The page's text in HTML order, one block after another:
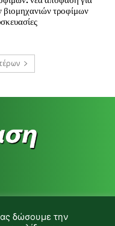
βιομηχανιών τροφίμων
δώσουμε την